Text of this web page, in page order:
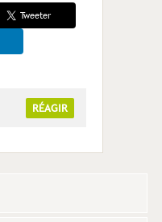
Tweeter
RÉAGIR